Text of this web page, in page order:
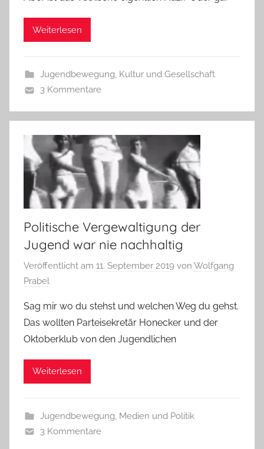
Weiterlesen
Jugendbewegung, Kultur und Gesellschaft
3 Kommentare
Politische Vergewaltigung der
Jugend war nie nachhaltig
Veröffentlicht am 11. September 2019 von Wolfgang
Prabel
Sag mir wo du stehst und welchen Weg du gehst.
Das wollten Parteisekretär Honecker und der
Oktoberklub von den Jugendlichen
Weiterlesen
Jugendbewegung, Medien und Politik
3 Kommentare